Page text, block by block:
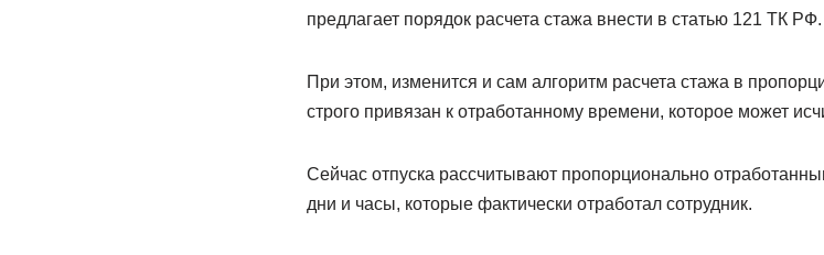
предлагает порядок расчета стажа внести в статью 121 ТК РФ.
При этом, изменится и сам алгоритм расчета стажа в
строго привязан к отработанному времени, которое может
Сейчас отпуска рассчитывают пропорционально
дни и часы, которые фактически отработал сотрудник.